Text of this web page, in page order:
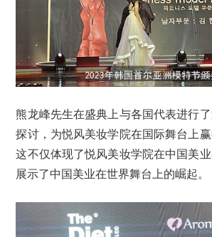
熊龙峰先生在盛典上与各国代表进行
探讨，为悦风美妆学院在国际舞台上赢
这不仅体现了悦风美妆学院在中国美
展示了中国美业在世界舞台上的崛起。